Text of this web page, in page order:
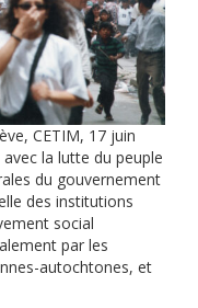
CETIM, 17 juin
la lutte du peuple
du gouvernement
des institutions
social
par les
autochtones, et